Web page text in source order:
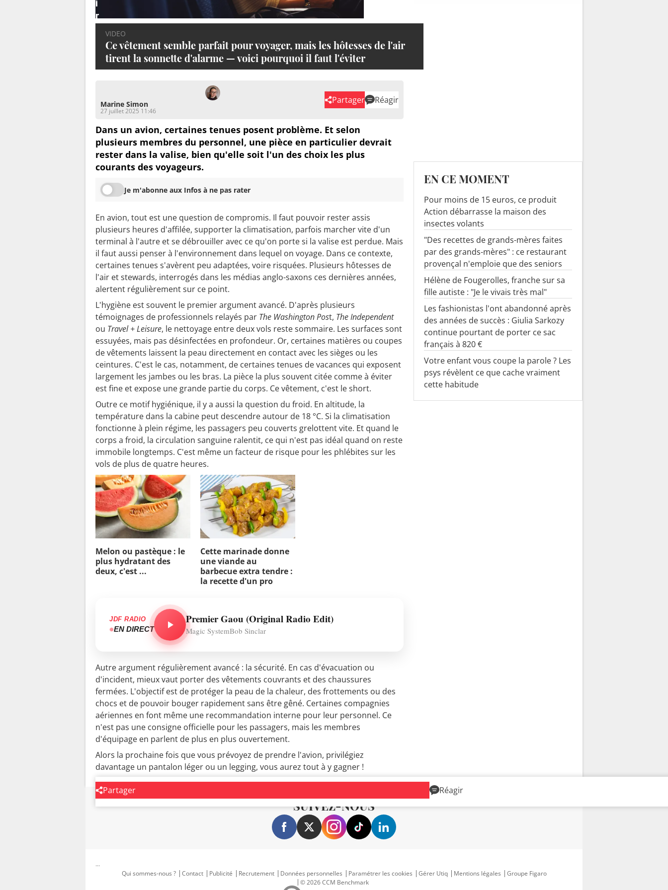
i
r
l
o
n
e
t
t
d
a
l
a
r
m
e
—
v
o
i
c
i
p
o
u
r
q
u
o
i
i
l
f
a
u
t
l
'
"
VIDEO
Ce vêtement semble parfait pour voyager, mais les hôtesses de l'air
tirent la sonnette d'alarme — voici pourquoi il faut l'éviter
Marine Simon
27 juillet 2025 11:46
Partager Réagir
Dans un avion, certaines tenues posent problème. Et selon
plusieurs membres du personnel, une pièce en particulier devrait
rester dans la valise, bien qu'elle soit l'un des choix les plus
courants des voyageurs.
Je m'abonne aux Infos à ne pas rater
En avion, tout est une question de compromis. Il faut pouvoir rester assis
plusieurs heures d'affilée, supporter la climatisation, parfois marcher vite d'un
terminal à l'autre et se débrouiller avec ce qu'on porte si la valise est perdue. Mais
il faut aussi penser à l'environnement dans lequel on voyage. Dans ce contexte,
certaines tenues s'avèrent peu adaptées, voire risquées. Plusieurs hôtesses de
l'air et stewards, interrogés dans les médias anglo-saxons ces dernières années,
alertent régulièrement sur ce point.
L'hygiène est souvent le premier argument avancé. D'après plusieurs
témoignages de professionnels relayés par The Washington Post, The Independent
ou Travel + Leisure, le nettoyage entre deux vols reste sommaire. Les surfaces sont
essuyées, mais pas désinfectées en profondeur. Or, certaines matières ou coupes
de vêtements laissent la peau directement en contact avec les sièges ou les
ceintures. C'est le cas, notamment, de certaines tenues de vacances qui exposent
largement les jambes ou les bras. La pièce la plus souvent citée comme à éviter
est fine et expose une grande partie du corps. Ce vêtement, c'est le short.
Outre ce motif hygiénique, il y a aussi la question du froid. En altitude, la
température dans la cabine peut descendre autour de 18 °C. Si la climatisation
fonctionne à plein régime, les passagers peu couverts grelottent vite. Et quand le
corps a froid, la circulation sanguine ralentit, ce qui n'est pas idéal quand on reste
immobile longtemps. C'est même un facteur de risque pour les phlébites sur les
vols de plus de quatre heures.
Melon ou pastèque : le
plus hydratant des
deux, c'est ...
Cette marinade donne
une viande au
barbecue extra tendre :
la recette d'un pro
JDF RADIO
EN DIRECT
Premier Gaou (Original Radio Edit)
Magic SystemBob Sinclar
Autre argument régulièrement avancé : la sécurité. En cas d'évacuation ou
d'incident, mieux vaut porter des vêtements couvrants et des chaussures
fermées. L'objectif est de protéger la peau de la chaleur, des frottements ou des
chocs et de pouvoir bouger rapidement sans être gêné. Certaines compagnies
aériennes en font même une recommandation interne pour leur personnel. Ce
n'est pas une consigne officielle pour les passagers, mais les membres
d'équipage en parlent de plus en plus ouvertement.
Alors la prochaine fois que vous prévoyez de prendre l'avion, privilégiez
davantage un pantalon léger ou un legging, vous aurez tout à y gagner !
Partager Réagir
EN CE MOMENT
Pour moins de 15 euros, ce produit
Action débarrasse la maison des
insectes volants
"Des recettes de grands-mères faites
par des grands-mères" : ce restaurant
provençal n'emploie que des seniors
Hélène de Fougerolles, franche sur sa
fille autiste : "Je le vivais très mal"
Les fashionistas l'ont abandonné après
des années de succès : Giulia Sarkozy
continue pourtant de porter ce sac
français à 820 €
Votre enfant vous coupe la parole ? Les
psys révèlent ce que cache vraiment
cette habitude
SUIVEZ-NOUS
...
Qui sommes-nous ?
Contact Publicité Recrutement Données personnelles Paramétrer les cookies Gérer Utiq Mentions légales
Groupe Figaro
© 2026 CCM Benchmark